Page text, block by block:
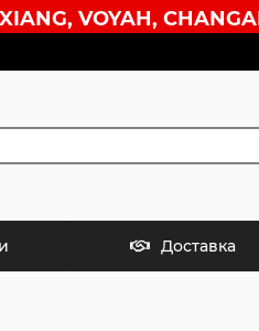
VOYAH,
Доставка